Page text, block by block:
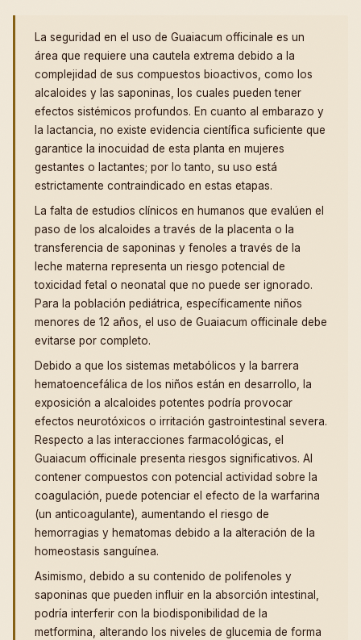
La seguridad en el uso de Guaiacum officinale es un
área que requiere una cautela extrema debido a la
complejidad de sus compuestos bioactivos, como los
alcaloides y las saponinas, los cuales pueden tener
efectos sistémicos profundos. En cuanto al embarazo y
la lactancia, no existe evidencia científica suficiente que
garantice la inocuidad de esta planta en mujeres
gestantes o lactantes; por lo tanto, su uso está
estrictamente contraindicado en estas etapas.
La falta de estudios clínicos en humanos que evalúen el
paso de los alcaloides a través de la placenta o la
transferencia de saponinas y fenoles a través de la
leche materna representa un riesgo potencial de
toxicidad fetal o neonatal que no puede ser ignorado.
Para la población pediátrica, específicamente niños
menores de 12 años, el uso de Guaiacum officinale debe
evitarse por completo.
Debido a que los sistemas metabólicos y la barrera
hematoencefálica de los niños están en desarrollo, la
exposición a alcaloides potentes podría provocar
efectos neurotóxicos o irritación gastrointestinal severa.
Respecto a las interacciones farmacológicas, el
Guaiacum officinale presenta riesgos significativos. Al
contener compuestos con potencial actividad sobre la
coagulación, puede potenciar el efecto de la warfarina
(un anticoagulante), aumentando el riesgo de
hemorragias y hematomas debido a la alteración de la
homeostasis sanguínea.
Asimismo, debido a su contenido de polifenoles y
saponinas que pueden influir en la absorción intestinal,
podría interferir con la biodisponibilidad de la
metformina, alterando los niveles de glucemia de forma